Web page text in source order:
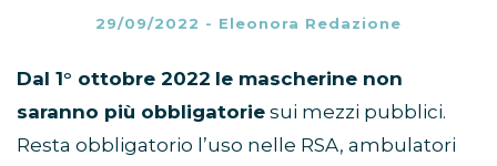
29/09/2022 - Eleonora Redazione
Dal 1° ottobre 2022 le mascherine non
saranno più obbligatorie sui mezzi pubblici.
Resta obbligatorio l’uso nelle RSA, ambulatori